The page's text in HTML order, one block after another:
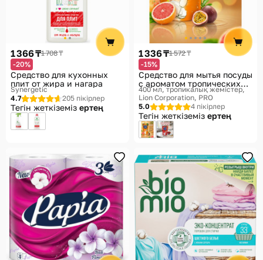
1 366 ₸1 708 ₸
-20%
Средство для кухонных
плит от жира и нагара
Synergetic
4.7
205 пікірлер
Тегін жеткіземіз ертең
1 336 ₸1 572 ₸
-15%
Средство для мытья посуды
с ароматом тропических
фруктов
400 мл, тропикалық жемістер
Lion Corporation, PRO
5.0
4 пікірлер
Тегін жеткіземіз ертең